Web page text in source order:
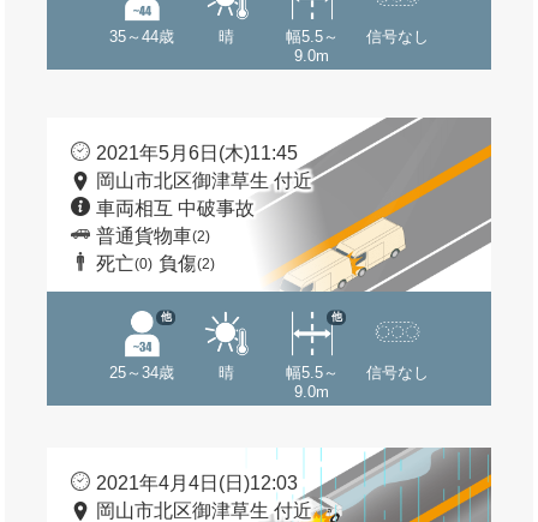
35～44歳 晴
幅5.5～
9.0m
信号なし
2021年5月6日(木)11:45
岡山市北区御津草生 付近
車両相互 中破事故
普通貨物車(2)
死亡(0) 負傷(2)
25～34歳
他
晴
幅5.5～
9.0m
他
信号なし
2021年4月4日(日)12:03
岡山市北区御津草生 付近